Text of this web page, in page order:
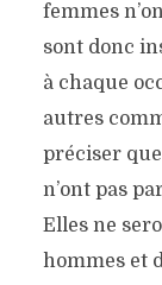
femmes
sont donc
à chaque
autres
préciser
n’ont pas
Elles ne
hommes et